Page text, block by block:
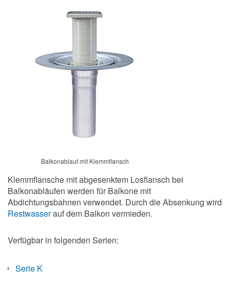
Balkonablauf mit Klemmflansch
Klemmflansche mit abgesenktem Losflansch bei
Balkonabläufen werden für Balkone mit
Abdichtungsbahnen verwendet. Durch die Absenkung wird
Restwasserauf dem Balkon vermieden.
Verfügbar in folgenden Serien:
Serie K